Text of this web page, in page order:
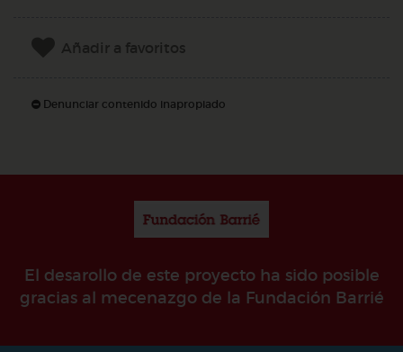
Añadir a favoritos
Denunciar contenido inapropiado
El desarollo de este proyecto ha sido posible
gracias al mecenazgo de la Fundación Barrié